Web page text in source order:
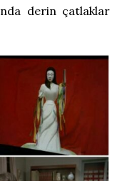
derin çatlaklar